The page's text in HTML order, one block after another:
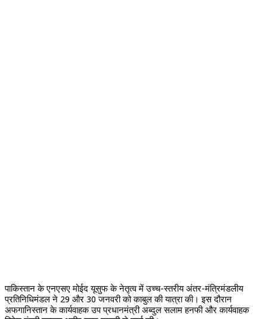
पाकिस्तान के एनएसए मोईद यूसुफ के नेतृत्व में उच्च-स्तरीय अंतर-मंत्रिमंडलीय
प्रतिनिधिमंडल ने 29 और 30 जनवरी को काबुल की यात्रा की। इस दौरान
अफगानिस्तान के कार्यवाहक उप प्रधानमंत्री अब्दुल सलाम हनफी और कार्यवाहक